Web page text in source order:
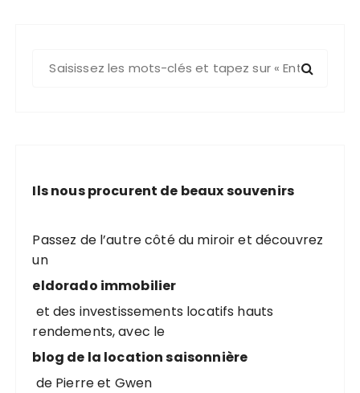
h
p
o
u
:
Ils nous procurent de beaux souvenirs
Passez de l’autre côté du miroir et découvrez
un
eldorado immobilier
et des investissements locatifs hauts
rendements, avec le
blog de la location saisonnière
de Pierre et Gwen